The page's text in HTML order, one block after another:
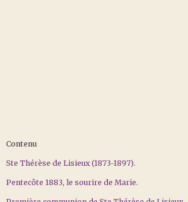
Contenu
Ste Thérèse de Lisieux (1873-1897).
Pentecôte 1883, le sourire de Marie.